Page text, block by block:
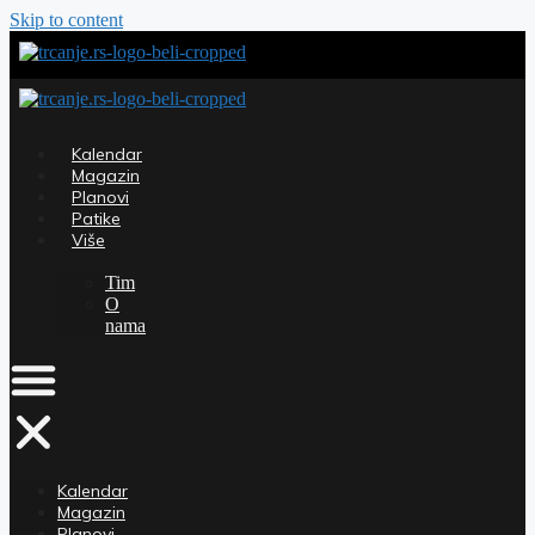
Skip to content
Kalendar
Magazin
Planovi
Patike
Više
Tim
O
nama
Kalendar
Magazin